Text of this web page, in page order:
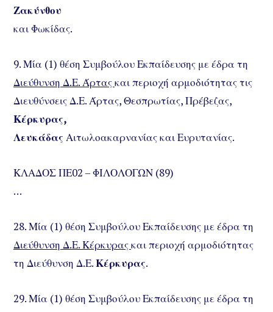
Ζακύνθου
και Φωκίδας.
9. Μία (1) θέση Συμβούλου Εκπαίδευσης με έδρα τη
Διεύθυνση Δ.Ε. Άρταςκαι περιοχή αρμοδιότητας τις
Διευθύνσεις Δ.Ε. Άρτας, Θεσπρωτίας, Πρέβεζας,
Κέρκυρας,
Λευκάδας Αιτωλοακαρνανίας και Ευρυτανίας.
ΚΛΑΔΟΣ ΠΕ02 – ΦΙΛΟΛΟΓΩΝ (89)
…
28. Μία (1) θέση Συμβούλου Εκπαίδευσης με έδρα τη
Διεύθυνση Δ.Ε. Κέρκυραςκαι περιοχή αρμοδιότητας
τη Διεύθυνση Δ.Ε.Κέρκυρας.
29. Μία (1) θέση Συμβούλου Εκπαίδευσης με έδρα τη